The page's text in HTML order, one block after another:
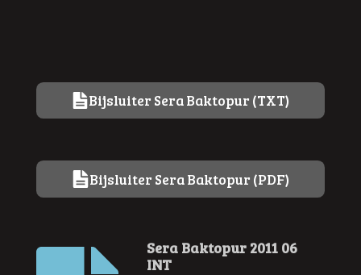
Bijsluiter Sera Baktopur (TXT)
Bijsluiter Sera Baktopur (PDF)
Sera Baktopur 2011 06
INT